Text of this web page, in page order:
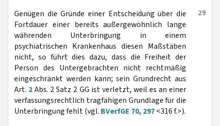
29
Genügen die Gründe einer Entscheidung über die
Fortdauer einer bereits außergewöhnlich lange
währenden Unterbringung in einem
psychiatrischen Krankenhaus diesen Maßstäben
nicht, so führt dies dazu, dass die Freiheit der
Person des Untergebrachten nicht rechtmäßig
eingeschränkt werden kann; sein Grundrecht aus
Art. 2Abs. 2 Satz 2 GG ist verletzt, weil es an einer
verfassungsrechtlich tragfähigen Grundlage für die
Unterbringung fehlt (vgl. BVerfGE 70, 297<316 f.>).